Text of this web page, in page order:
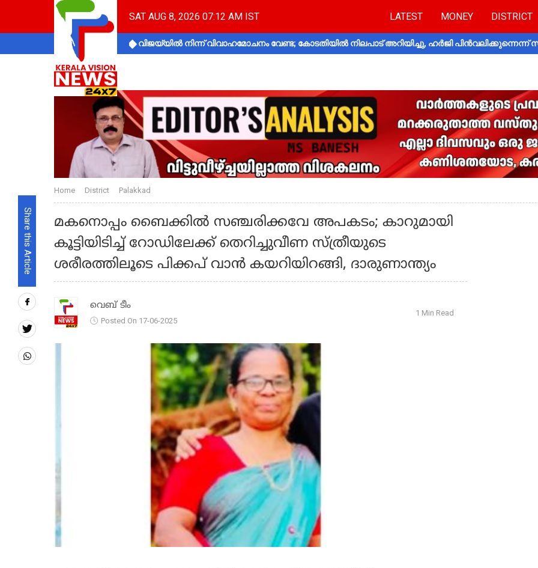
SAT AUG 8, 2026 07:12 AM IST LATEST MONEY DISTRICT
വിജയ്‌യിൽ നിന്ന് വിവാഹമോചനം വേണ്ട; കോടതിയിൽ നിലപാട് അറിയിച്ചു, ഹർജി പിൻവലിക്കുന്നെന്ന്
Share this Article
Home District Palakkad
മകനൊപ്പം ബൈക്കിൽ സഞ്ചരിക്കവേ അപകടം; കാറുമായി
കൂട്ടിയിടിച്ച് റോഡിലേക്ക് തെറിച്ചുവീണ സ്ത്രീയുടെ
ശരീരത്തിലൂടെ പിക്കപ് വാൻ കയറിയിറങ്ങി, ദാരുണാന്ത്യം
വെബ് ടീം
Posted On 17-06-2025
1 Min Read